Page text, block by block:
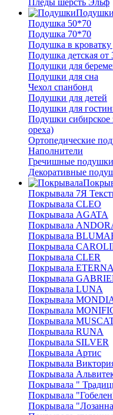
Пледы шерсть Эльф
Подушки
Подушка 50*70
Подушка 70*70
Подушка в
Подушка детская от
Подушки для
Подушки для сна
Чехол спанбонд
Подушки для детей
Подушки для
Подушки сибирское
ореха)
Ортопедические
Наполнители
Гречишные подушки
Декоративные
Покрывала 7Я
Покрывала CLEO
Покрывала AGATA
Покрывала
Покрывала
Покрывала
Покрывала CLER
Покрывала
Покрывала
Покрывала LUNA
Покрывала
Покрывала
Покрывала
Покрывала RUNA
Покрывала SILVER
Покрывала Артис
Покрывала
Покрывала
Покрывала "
Покрывала
Покрывала